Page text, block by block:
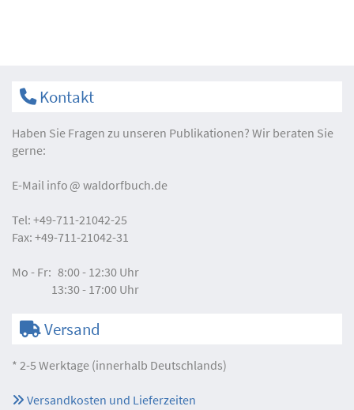
Kontakt
Haben Sie Fragen zu unseren Publikationen? Wir beraten Sie
gerne:
E-Mail info waldorfbuch.de
Tel: +49-711-21042-25
Fax: +49-711-21042-31
Mo - Fr: 8:00 - 12:30 Uhr
13:30 - 17:00 Uhr
Versand
* 2-5 Werktage (innerhalb Deutschlands)
Versandkosten und Lieferzeiten